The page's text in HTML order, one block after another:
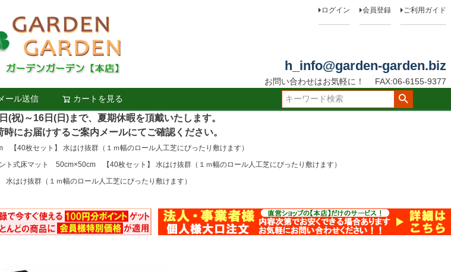
ログイン 会員登録 ご利用ガイド
h_info@garden-garden.biz
お問い合わせはお気軽に！
FAX:06-6155-9377
ール送信 カートを見る
検索
(祝)～16日(日)まで、夏期休暇を頂戴いたします。
お届けするご案内メールにてご確認ください。
40枚セット】 水はけ抜群（１ｍ幅のロール人工芝にぴったり敷けます）
ト式床マット 50cm×50cm 【40枚セット】 水はけ抜群（１ｍ幅のロール人工芝にぴったり敷けます）
はけ抜群（１ｍ幅のロール人工芝にぴったり敷けます）